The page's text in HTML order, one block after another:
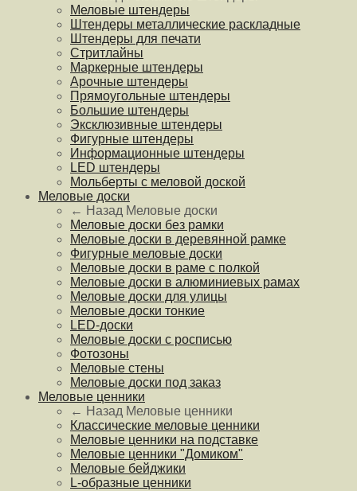
Меловые штендеры
Штендеры металлические раскладные
Штендеры для печати
Стритлайны
Маркерные штендеры
Арочные штендеры
Прямоугольные штендеры
Большие штендеры
Эксклюзивные штендеры
Фигурные штендеры
Информационные штендеры
LED штендеры
Мольберты с меловой доской
Меловые доски
← Назад Меловые доски
Меловые доски без рамки
Меловые доски в деревянной рамке
Фигурные меловые доски
Меловые доски в раме с полкой
Меловые доски в алюминиевых рамах
Меловые доски для улицы
Меловые доски тонкие
LED-доски
Меловые доски с росписью
Фотозоны
Меловые стены
Меловые доски под заказ
Меловые ценники
← Назад Меловые ценники
Классические меловые ценники
Меловые ценники на подставке
Меловые ценники "Домиком"
Меловые бейджики
L-образные ценники